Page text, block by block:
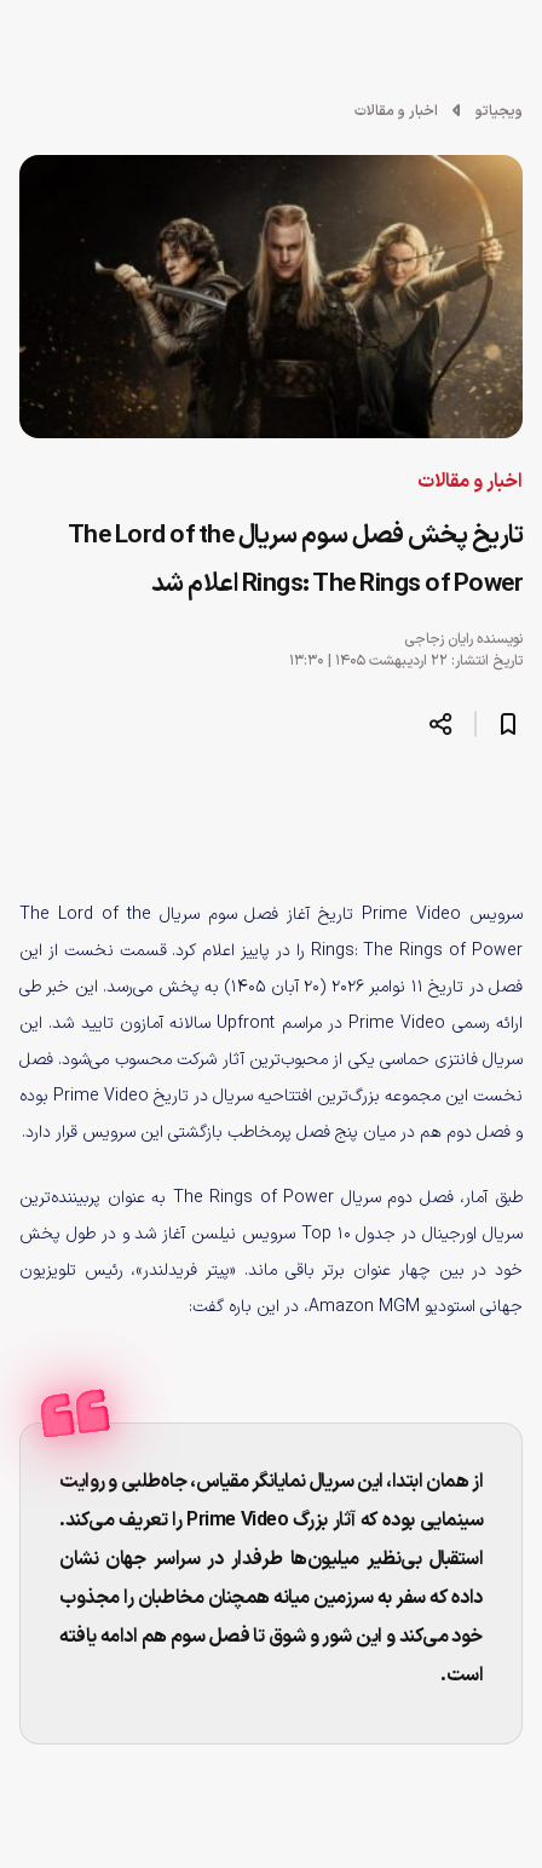
ویجیاتو اخبار و مقالات
اخبار و مقالات
تاریخ پخش فصل سوم سریال The Lord of the
Rings: The Rings of Power اعلام شد
نویسندهرایان زجاجی
تاریخ انتشار: ۲۲ اردیبهشت ۱۴۰۵ | ۱۳:۳۰
سرویس Prime Video تاریخ آغاز فصل سوم سریال The Lord of the
Rings: The Rings of Power را در پاییز اعلام کرد. قسمت نخست از این
فصل در تاریخ ۱۱ نوامبر ۲۰۲۶ (۲۰ آبان ۱۴۰۵) به پخش می‌رسد. این خبر طی
ارائه رسمی Prime Video در مراسم Upfront سالانه آمازون تایید شد. این
سریال فانتزی حماسی یکی از محبوب‌ترین آثار شرکت محسوب می‌شود. فصل
نخست این مجموعه بزرگ‌ترین افتتاحیه سریال در تاریخ Prime Video بوده
و فصل دوم هم در میان پنج فصل پرمخاطب بازگشتی این سرویس قرار دارد.
طبق آمار، فصل دوم سریال The Rings of Power به عنوان پربیننده‌ترین
سریال اورجینال در جدول Top 10 سرویس نیلسن آغاز شد و در طول پخش
خود در بین چهار عنوان برتر باقی ماند. «پیتر فریدلندر»، رئیس تلویزیون
جهانی استودیو Amazon MGM، در این باره گفت:
از همان ابتدا، این سریال نمایانگر مقیاس، جاه‌طلبی و روایت
سینمایی بوده که آثار بزرگ Prime Video را تعریف می‌کند.
استقبال بی‌نظیر میلیون‌ها طرفدار در سراسر جهان نشان
داده که سفر به سرزمین میانه همچنان مخاطبان را مجذوب
خود می‌کند و این شور و شوق تا فصل سوم هم ادامه یافته
است.